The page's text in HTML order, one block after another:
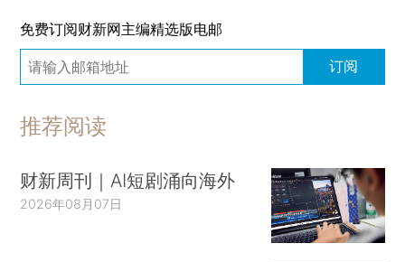
免费订阅财新网主编精选版电邮
订阅
推荐阅读
财新周刊｜AI短剧涌向海外
2026年08月07日